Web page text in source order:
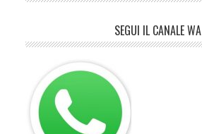
SEGUI IL CANALE WA